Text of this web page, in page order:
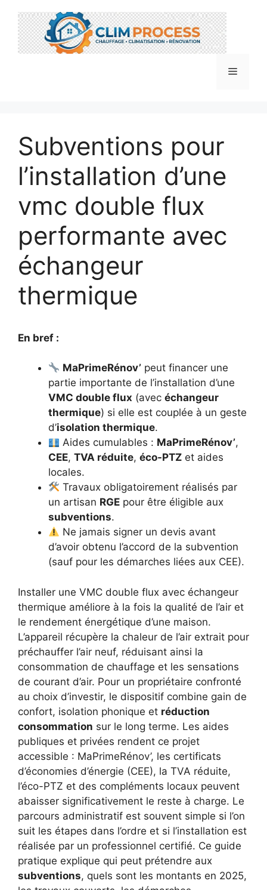
contenu
Menu
Subventions pour
l’installation d’une
vmc double flux
performante avec
échangeur
thermique
En bref :
MaPrimeRénov’ peut financer une
partie importante de l’installation d’une
VMC double flux (avec échangeur
thermique) si elle est couplée à un geste
d’isolation thermique.
Aides cumulables : MaPrimeRénov’,
CEE, TVA réduite, éco-PTZ et aides
locales.
Travaux obligatoirement réalisés par
un artisan RGE pour être éligible aux
subventions.
Ne jamais signer un devis avant
d’avoir obtenu l’accord de la subvention
(sauf pour les démarches liées aux CEE).
Installer une VMC double flux avec échangeur
thermique améliore à la fois la qualité de l’air et
le rendement énergétique d’une maison.
L’appareil récupère la chaleur de l’air extrait pour
préchauffer l’air neuf, réduisant ainsi la
consommation de chauffage et les sensations
de courant d’air. Pour un propriétaire confronté
au choix d’investir, le dispositif combine gain de
confort, isolation phonique et réduction
consommation sur le long terme. Les aides
publiques et privées rendent ce projet
accessible : MaPrimeRénov’, les certificats
d’économies d’énergie (CEE), la TVA réduite,
l’éco-PTZ et des compléments locaux peuvent
abaisser significativement le reste à charge. Le
parcours administratif est souvent simple si l’on
suit les étapes dans l’ordre et si l’installation est
réalisée par un professionnel certifié. Ce guide
pratique explique qui peut prétendre aux
subventions, quels sont les montants en 2025,